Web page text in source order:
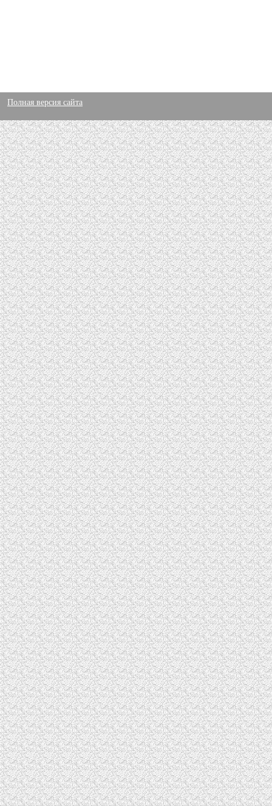
Полная версия сайта